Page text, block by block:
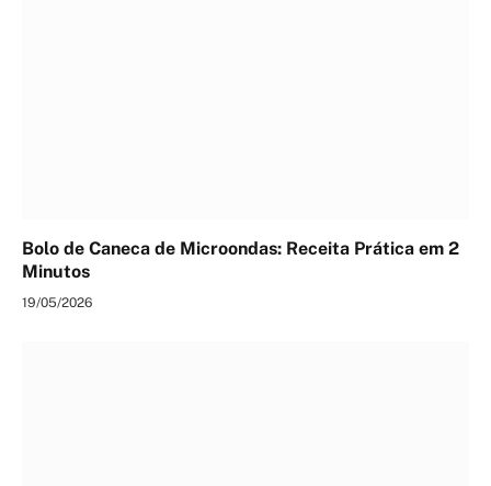
Bolo de Caneca de Microondas: Receita Prática em 2
Minutos
19/05/2026